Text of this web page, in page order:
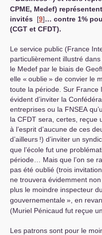
CPME, Medef)
invités [9]… contre 1%
(CGT et CFDT).
Le service public (France
particulièrement illustré
le Medef par le biais de
elle « oublie» de convier le
toute la période. Sur France
évident d’inviter la
entreprises ou la FNSEA
la CFDT sera, certes, reçue
à l’esprit d’aucune de ces
d’ailleurs !) d’inviter un
que l’école fut une
période… Mais que l’on se
pas été oublié (trois
ne trouvera évidemment
plus le moindre inspecteur
gouvernementale», en
(Muriel Pénicaud fut reçue
Les patrons sont pour le